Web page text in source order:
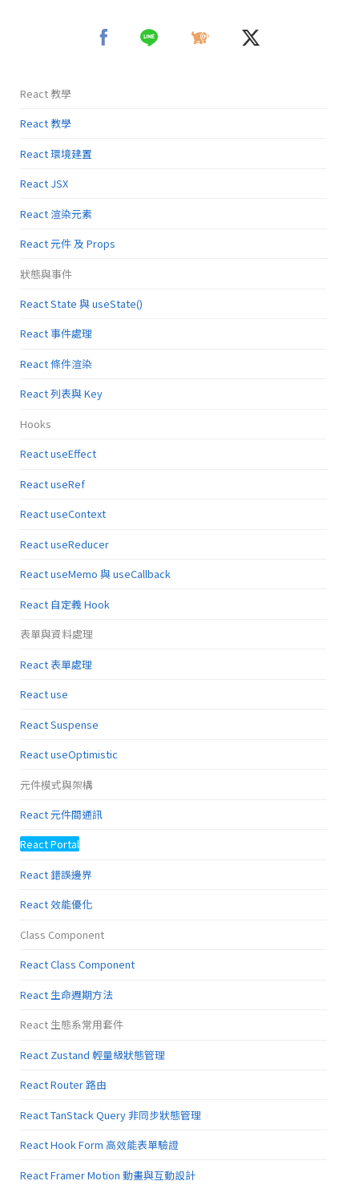
React 教學
React 教學
React 環境建置
React JSX
React 渲染元素
React 元件 及 Props
狀態與事件
React State 與 useState()
React 事件處理
React 條件渲染
React 列表與 Key
Hooks
React useEffect
React useRef
React useContext
React useReducer
React useMemo 與 useCallback
React 自定義 Hook
表單與資料處理
React 表單處理
React use
React Suspense
React useOptimistic
元件模式與架構
React 元件間通訊
React Portal
React 錯誤邊界
React 效能優化
Class Component
React Class Component
React 生命週期方法
React 生態系常用套件
React Zustand 輕量級狀態管理
React Router 路由
React TanStack Query 非同步狀態管理
React Hook Form 高效能表單驗證
React Framer Motion 動畫與互動設計